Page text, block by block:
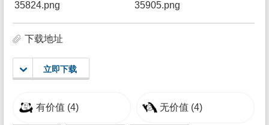
下载地址
立即下载
有价值 (4) 无价值 (4)